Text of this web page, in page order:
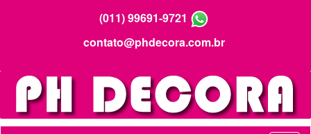
(011) 99691-9721
contato@phdecora.com.br